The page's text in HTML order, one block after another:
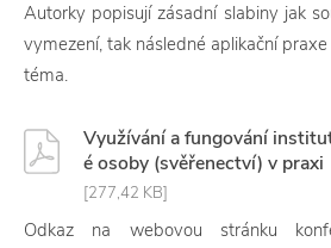
Autorky popisují zásadní slabiny jak
vymezení, tak následné aplikační
téma.
Využívání a fungování
é osoby (svěřenectví) v praxi
[277,42 KB]
Odkaz na webovou stránku